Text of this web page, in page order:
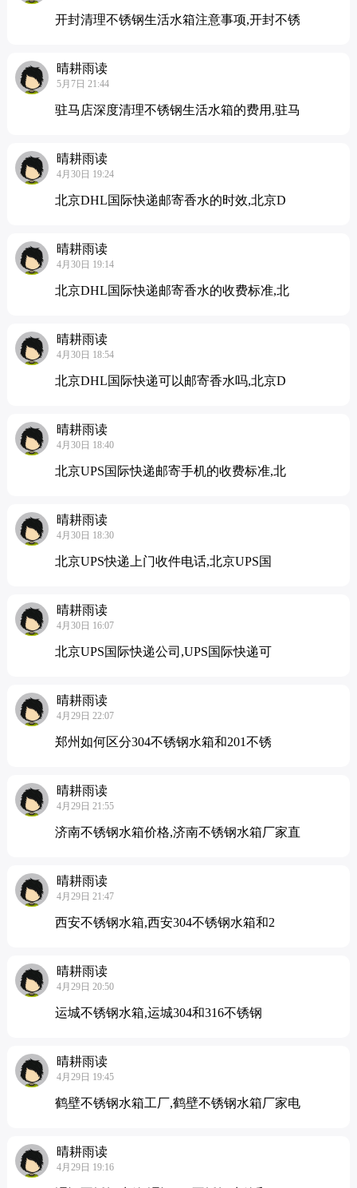
开封清理不锈钢生活水箱注意事项,开封不锈
晴耕雨读
5月7日 21:44
驻马店深度清理不锈钢生活水箱的费用,驻马
晴耕雨读
4月30日 19:24
北京DHL国际快递邮寄香水的时效,北京D
晴耕雨读
4月30日 19:14
北京DHL国际快递邮寄香水的收费标准,北
晴耕雨读
4月30日 18:54
北京DHL国际快递可以邮寄香水吗,北京D
晴耕雨读
4月30日 18:40
北京UPS国际快递邮寄手机的收费标准,北
晴耕雨读
4月30日 18:30
北京UPS快递上门收件电话,北京UPS国
晴耕雨读
4月30日 16:07
北京UPS国际快递公司,UPS国际快递可
晴耕雨读
4月29日 22:07
郑州如何区分304不锈钢水箱和201不锈
晴耕雨读
4月29日 21:55
济南不锈钢水箱价格,济南不锈钢水箱厂家直
晴耕雨读
4月29日 21:47
西安不锈钢水箱,西安304不锈钢水箱和2
晴耕雨读
4月29日 20:50
运城不锈钢水箱,运城304和316不锈钢
晴耕雨读
4月29日 19:45
鹤壁不锈钢水箱工厂,鹤壁不锈钢水箱厂家电
晴耕雨读
4月29日 19:16